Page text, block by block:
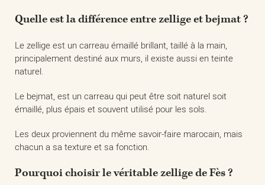
Quelle est la différence entre zellige et bejmat ?
Le zellige est un carreau émaillé brillant, taillé à la main,
principalement destiné aux murs, il existe aussi en teinte
naturel.
Le bejmat, est un carreau qui peut être soit naturel soit
émaillé, plus épais et souvent utilisé pour les sols.
Les deux proviennent du même savoir-faire marocain, mais
chacun a sa texture et sa fonction.
Pourquoi choisir le véritable zellige de Fès ?